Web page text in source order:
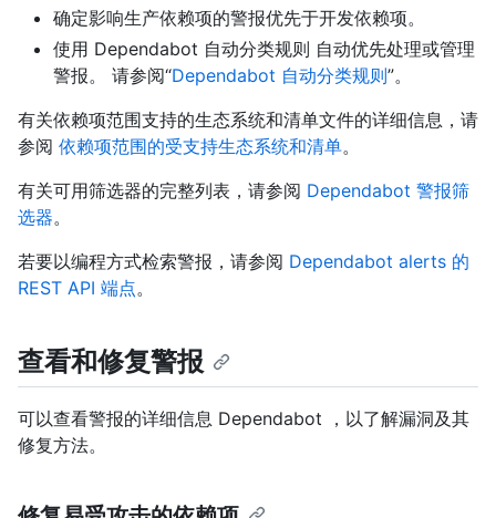
确定影响生产依赖项的警报优先于开发依赖项。
使用 Dependabot 自动分类规则 自动优先处理或管理
警报。 请参阅“Dependabot 自动分类规则”。
有关依赖项范围支持的生态系统和清单文件的详细信息，请
参阅 依赖项范围的受支持生态系统和清单。
有关可用筛选器的完整列表，请参阅 Dependabot 警报筛
选器。
若要以编程方式检索警报，请参阅 Dependabot alerts 的
REST API 端点。
查看和修复警报
可以查看警报的详细信息 Dependabot ，以了解漏洞及其
修复方法。